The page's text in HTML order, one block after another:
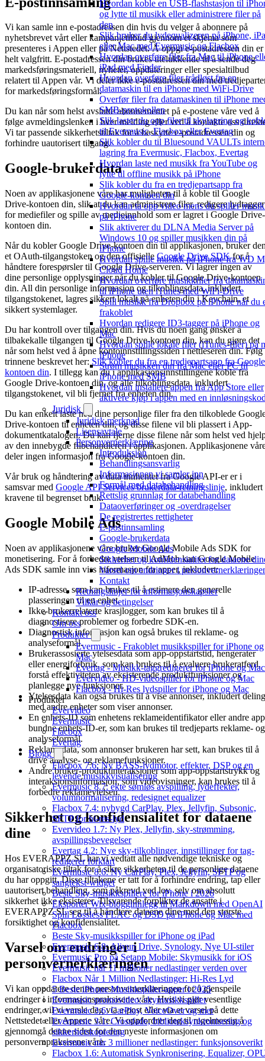
Hvordan koble en USB-flashstasjon til
og lytte til musikk eller administrere filer på
den
Slik bruker du lydequalizeren på iPhone,
eller Mac med Evermusic og Flacbox
Hvordan overføre filer fra Mac til iPhone
iPad med Finder
Hvordan overføre filer trådløst fra en
datamaskin til en iPhone med WiFi-Drive
Overfør filer fra datamaskinen til iPhone
SMB-protokollen
Slik laster du opp filer til skylagring og
til Evermusic, Flacbox eller Evertag
Slik kobler du til Bluesound VAULTs
lagring fra Evermusic, Flacbox, Evertag
Hvordan laste ned musikk fra YouTube og
lytte til offline musikk på iPhone
Slik kobler du fra en tredjepartsapp fra
Google-kontoen din
Hvordan ta opp video mens du spiller
på iPhone
Slik aktiverer du DLNA Media Server på
Windows 10 og spiller musikken din på
iPhone
Hvordan spille musikk på iPhone fra WD
Cloud Home
Hvordan overføre musikkfiler fra
til iPhone uten iTunes med WiFi-Drive
Spill musikk fra Dropbox på iPhone når du
frakoblet
Hvordan redigere ID3-tagger på iPhone og
Mac
Hvordan spille lokale filer (iTunes-filer) på
iPhone
Strøm musikken din fra Mac eller PC til
iPhone med SMB
Hvordan installere appen fra App Store eller
aktivere kjøp i appen med en
Juridisk
Juridisk merknad
Lisensavtale
Personvernerklæring
Introduksjon
Behandlingsansvarlig
Informasjonen vi samler inn
Formål med databehandling
Rettslig grunnlag for databehandling
Dataoverføringer og -overdragelser
De registrertes rettigheter
E-postinnsamling
Google-brukerdata
Google Mobile Ads
Sikkerhet og konfidensialitet for dataene
Varsel om endringer i
Kontakt
Retningslinjer for informasjonskapsler
Vilkår og betingelser
Kontakt oss
Om oss
Produkter
Evermusic - Frakoblet musikkspiller for iPhone og
Mac
Evertag - Musikk-taggredigerer for iPhone og Mac
Evervideo - HD-videospiller for iPhone og Mac
Flacbox - Hi-Res lydspiller for iPhone og Mac
Produkter
Evervideo
Evermusic
Flacbox
Evertag
Blogg
Flacbox 7.6: Ny BASS-lydmotor, effekter, DSP og en
levende musikkvisualisering
Evermusic 8.7: ekte sømløs avspilling, lydeffekter,
volumnormalisering, redesignet equalizer
Flacbox 7.4: nybygd CarPlay, Plex, Jellyfin, Subsonic,
SFTP for hi-res-lyd
Evervideo 1.7: Ny Plex, Jellyfin, sky-strømming,
avspillingsbevegelser
Evertag 4.2: Nye sky-tilkoblinger, innstillinger for tag-
redigerer forklart
Evermusic 8.6: Ny CarPlay, Plex, Jellyfin, SFTP og
sangtekst-widget
Beste Sky-musikkspillere for iPhone i 2026
Eksporter Wix-blogginnlegg til Markdown med OpenAI
Spill Lossless FLAC og DSD på iPhone og Mac med
Flacbox
Beste Sky-musikkspiller for iPhone og iPad
Evermusic 6.8: Aliyun Drive, Synology, Nye UI-stiler
Evermusic Pro på Setapp Mobile: Skymusikk for iOS
Evermusic når 11 millioner nedlastinger verden over
Flacbox Når 1 Million Nedlastinger: Hi-Res Lyd
5 Beste iPhone Musikkspiller-apper i 2025
Evermusic promovideo: skymusikkspiller
Evermusic 3.6: CarPlay, VoiceOver og mer
Evermusic 3.1: Crossfade, biblioteksynkronisering og
sikkerhetskopiering
Evermusic når 3 millioner nedlastinger: funksjonsoverikt
Flacbox 1.6: Automatisk Synkronisering, Equalizer,
Vi kan samle inn e-postadressen din hvis du velger å abonnere på
nyhetsbrevet vårt eller kampanjetilbud gjennom et skjema som
presenteres i Appen eller på Nettstedet. Å oppgi e-postadressen din er
helt valgfritt. E-postadressen din brukes utelukkende til å sende deg
markedsføringsmateriell, nyheter, oppdateringer eller spesialtilbud
relatert til Appen vår. Vi deler ikke e-postadressen din med
for markedsføringsformål.
Du kan når som helst avslutte abonnementet på e-postene våre ved å
følge avmeldingslenken i hver melding eller ved å kontakte oss
Vi tar passende sikkerhetstiltak for å beskytte e-postadressen din og
forhindre uautorisert tilgang.
Google-brukerdata
Noen av applikasjonene våre har muligheten til å koble til Google
Drive-kontoen din, slik at du kan administrere filer, redigere lydtagger
for mediefiler og spille av medieinnhold som er lagret i Google Drive-
kontoen din.
Når du kobler Google Drive-kontoen din til applikasjonen, bruker
et OAuth-tilgangstoken og den offisielle Google Drive SDKfor å
håndtere forespørsler til Google Drive-serveren. Vi lagrer ingen av
dine personlige opplysninger når du kobler til Google Drive-kontoen
din. All din personlige informasjon og tilkoblingsdata, inkludert
tilgangstokenet, lagres sikkert lokalt på enheten din i Keychain, et
sikkert systemlager.
Du har kontroll over tilgangen din. Hvis du noen gang ønsker å
tilbakekalle tilgangen til Google Drive-kontoen din, kan du gjøre det
når som helst ved å åpne kontoinnstillingssiden i nettleseren din. Følg
trinnene beskrevet her: Slik kobler du fra en tredjepartsapp fra
kontoen din. I tillegg kan du i applikasjonsinnstillingene koble fra
Google Drive-kontoen din, og alle tilkoblingsdata, inkludert
tilgangstokenet, vil bli fjernet fra enheten din.
Du kan enkelt laste ned dine personlige filer fra den tilkoblede
Drive-kontoen til enheten din, og disse filene vil bli plassert i App-
dokumentkatalogen. Du kan fjerne disse filene når som helst ved
av den innebygde filbehandleren i applikasjonen. Applikasjonene
deler ingen informasjon fra Google-kontoen din.
Vår bruk og håndtering av data innhentet fra Google API-er er i
samsvar med Google API Services brukerdata-retningslinje, inkludert
kravene til begrenset bruk.
Google Mobile Ads
Noen av applikasjonene våre bruker Google Mobile Ads SDK for
monetisering. For å forbedre ytelsen til AdMob kan Google Mobile
Ads SDK samle inn viss informasjon fra apper, inkludert:
IP-adresse, som kan brukes til å estimere den generelle
plasseringen til en enhet.
Ikke-brukerrelaterte krasjlogger, som kan brukes til å
diagnostisere problemer og forbedre SDK-en.
Diagnostisk informasjon kan også brukes til reklame- og
analyseformål.
Brukerassosierte ytelsesdata som app-oppstartstid, hengerater
eller energiforbruk, som kan brukes til å evaluere brukeratferd,
forstå effektiviteten av eksisterende produktfunksjoner og
planlegge nye funksjoner.
Ytelsesdata kan også brukes til å vise annonser, inkludert deling
med andre enheter som viser annonser.
En enhets-ID som enhetens reklameidentifikator eller andre
bundne enhets-ID-er, som kan brukes til tredjeparts reklame- og
analyseformål.
Reklamedata, som annonser brukeren har sett, kan brukes til å
drive analyse- og reklamefunksjoner.
Andre bruker-produktinteraksjoner som app-oppstartstrykk og
interaksjonsinformasjon, som videovisninger, kan brukes til å
forbedre reklameytelsen.
Sikkerhet og konfidensialitet for dataene
dine
Hos EVERAPPZ SL har vi vedtatt alle nødvendige tekniske og
organisatoriske tiltak for å sikre sikkerheten til de personlige dataene
du har oppgitt. Disse tiltakene er tatt for å forhindre endring, tap eller
uautorisert behandling, som påkrevd ved lov, selv om absolutt
sikkerhet ikke eksisterer. Tilsvarende forplikter de ansatte i
EVERAPPZ SL seg til å håndtere dataene dine med den største
forsiktighet og konfidensialitet.
Varsel om endringer i
personvernerklæringen
Vi kan oppdatere denne personvernerklæringen for å gjenspeile
endringer i informasjonspraksisene våre. Hvis vi gjør vesentlige
endringer, vil vi varsle deg via e-post eller via et varsel på dette
Nettstedet eller Appene våre. Vi oppfordrer deg til regelmessig å
gjennomgå denne siden for den nyeste informasjonen om
personvernpraksisene våre.